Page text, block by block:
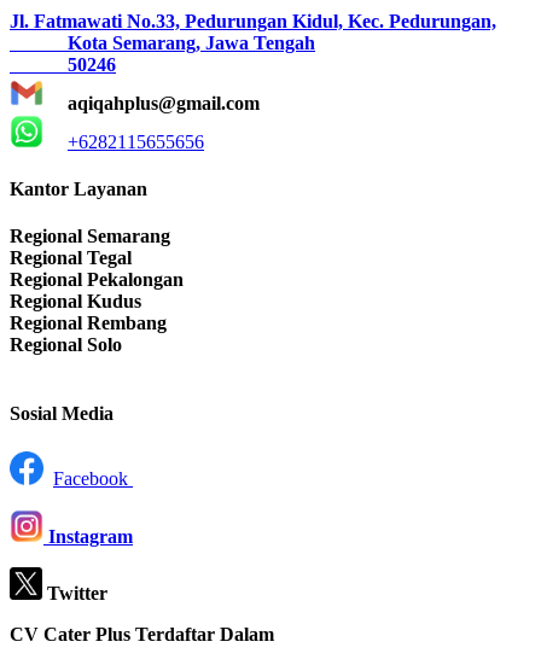
Jl. Fatmawati No.33, Pedurungan Kidul, Kec. Pedurungan,
Kota Semarang, Jawa Tengah
50246
aqiqahplus@gmail.com
+6282115655656
Kantor Layanan
Regional Semarang
Regional Tegal
Regional Pekalongan
Regional Kudus
Regional Rembang
Regional Solo
Sosial Media
Facebook
Instagram
Twitter
CV Cater Plus Terdaftar Dalam